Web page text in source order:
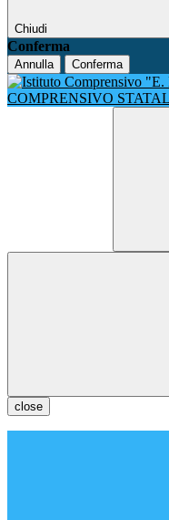
Chiudi
Conferma
Annulla Conferma
COMPRENSIVO
close